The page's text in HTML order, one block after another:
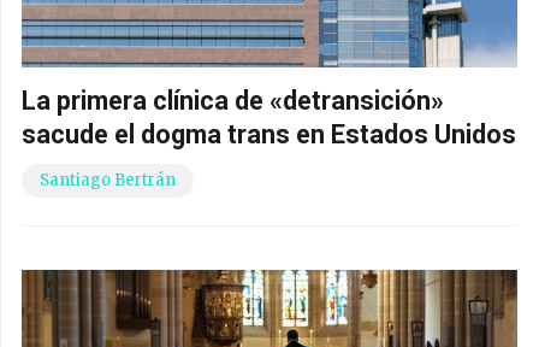
La primera clínica de «detransición»
sacude el dogma trans en Estados Unidos
Santiago Bertrán